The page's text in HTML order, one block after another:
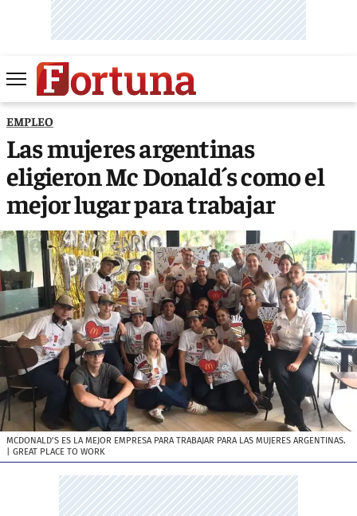
EMPLEO
Las mujeres argentinas
eligieron Mc Donald´s como el
mejor lugar para trabajar
MCDONALD’S ES LA MEJOR EMPRESA PARA TRABAJAR PARA LAS MUJERES ARGENTINAS.
| GREAT PLACE TO WORK